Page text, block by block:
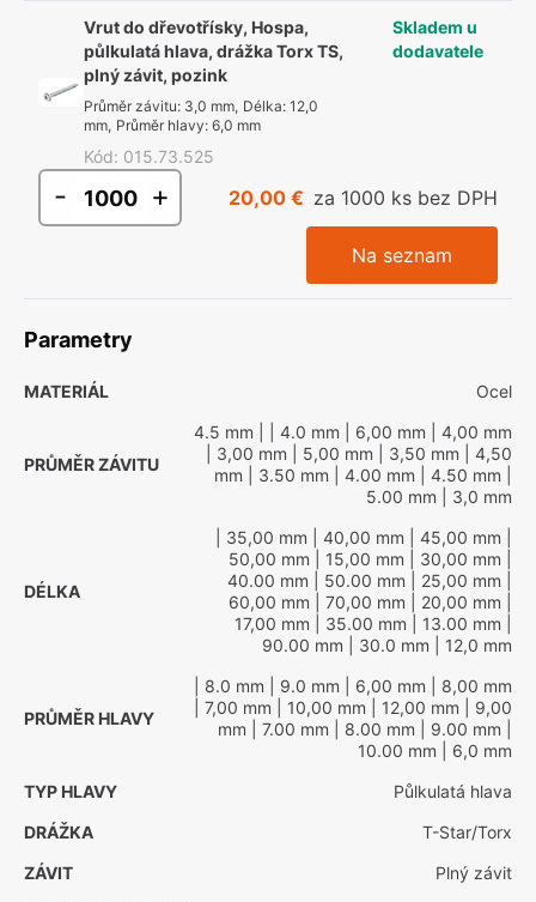
Vrut do dřevotřísky, Hospa,
půlkulatá hlava, drážka Torx TS,
plný závit, pozink
Průměr závitu: 3,0 mm, Délka:12,0
mm, Průměr hlavy:6,0 mm
Kód: 015.73.525
Skladem u
dodavatele
- + 20,00 € za 1000 ks bez DPH
Na seznam
Parametry
MATERIÁL Ocel
PRŮMĚR ZÁVITU
4.5 mm | 4.0 mm | 6,00 mm | 4,00 mm
| 3,00 mm | 5,00 mm | 3,50 mm | 4,50
mm | 3.50 mm | 4.00 mm | 4.50 mm
5.00 mm | 3,0 mm
DÉLKA
| 35,00 mm | 40,00 mm | 45,00 mm
50,00 mm | 15,00 mm | 30,00 mm
40.00 mm | 50.00 mm | 25,00 mm
60,00 mm | 70,00 mm | 20,00 mm
17,00 mm | 35.00 mm | 13.00 mm
90.00 mm | 30.0 mm | 12,0 mm
PRŮMĚR HLAVY
| 8.0 mm | 9.0 mm | 6,00 mm | 8,00 mm
| 7,00 mm | 10,00 mm | 12,00 mm | 9,00
mm | 7.00 mm | 8.00 mm | 9.00 mm
10.00 mm | 6,0 mm
TYP HLAVY
Půlkulatá hlava
DRÁŽKA
T-Star/Torx
ZÁVIT
Plný závit